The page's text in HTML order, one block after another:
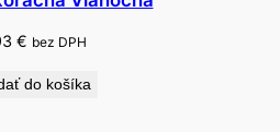
€ bez DPH
do košíka